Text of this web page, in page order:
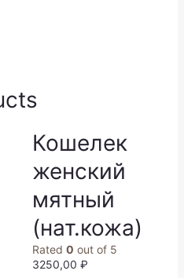
Кошелек
женский
мятный
(нат.кожа)
Rated 0 out of 5
3250,00 ₽